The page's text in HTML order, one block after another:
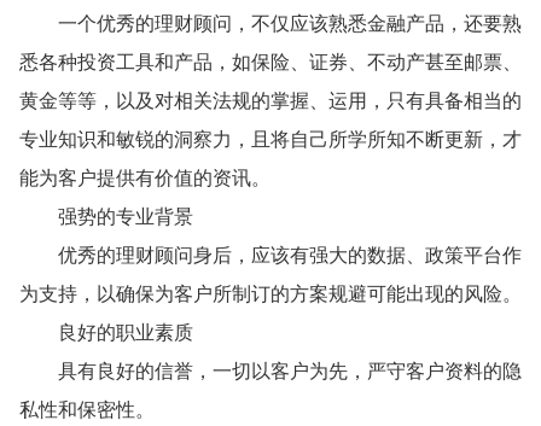
一个优秀的理财顾问，不仅应该熟悉金融产品，还要熟
悉各种投资工具和产品，如保险、证券、不动产甚至邮票、
黄金等等，以及对相关法规的掌握、运用，只有具备相当的
专业知识和敏锐的洞察力，且将自己所学所知不断更新，才
能为客户提供有价值的资讯。
强势的专业背景
优秀的理财顾问身后，应该有强大的数据、政策平台作
为支持，以确保为客户所制订的方案规避可能出现的风险。
良好的职业素质
具有良好的信誉，一切以客户为先，严守客户资料的隐
私性和保密性。